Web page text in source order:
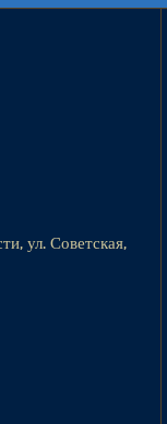
ул. Советская,